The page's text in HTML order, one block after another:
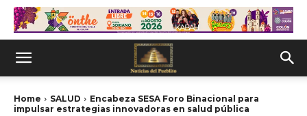
Home SALUD
Encabeza SESA Foro Binacional para
impulsar estrategias innovadoras en salud pública